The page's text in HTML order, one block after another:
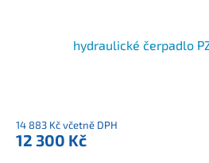
hydraulické čerpadlo
14 883 Kč včetně DPH
12 300 Kč